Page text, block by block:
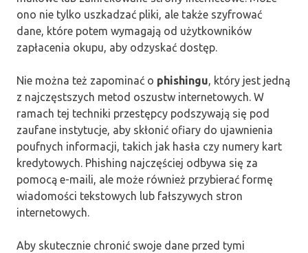
ono nie tylko uszkadzać pliki, ale także szyfrować
dane, które potem wymagają od użytkowników
zapłacenia okupu, aby odzyskać dostęp.
Nie można też zapominać o phishingu, który jest jedną
z najczęstszych metod oszustw internetowych. W
ramach tej techniki przestępcy podszywają się pod
zaufane instytucje, aby skłonić ofiary do ujawnienia
poufnych informacji, takich jak hasła czy numery kart
kredytowych. Phishing najczęściej odbywa się za
pomocą e-maili, ale może również przybierać formę
wiadomości tekstowych lub fałszywych stron
internetowych.
Aby skutecznie chronić swoje dane przed tymi